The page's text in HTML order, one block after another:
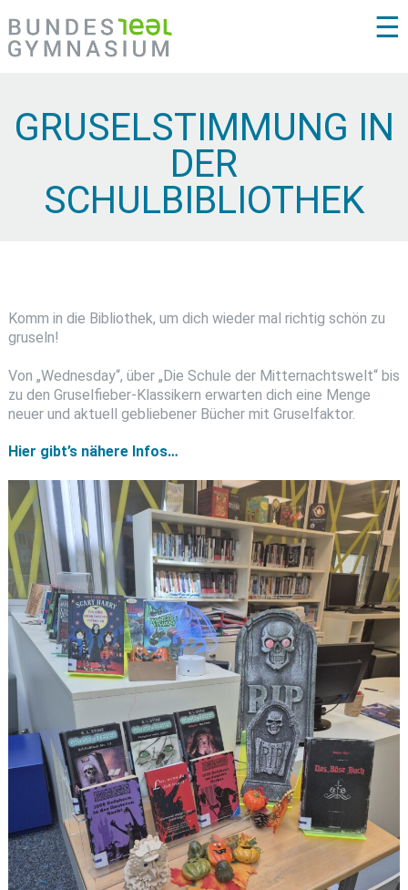
☰
GRUSELSTIMMUNG IN
DER
SCHULBIBLIOTHEK
Komm in die Bibliothek, um dich wieder mal richtig schön zu
gruseln!
Von „Wednesday“, über „Die Schule der Mitternachtswelt“ bis
zu den Gruselfieber-Klassikern erwarten dich eine Menge
neuer und aktuell gebliebener Bücher mit Gruselfaktor.
Hier gibt’s nähere Infos…